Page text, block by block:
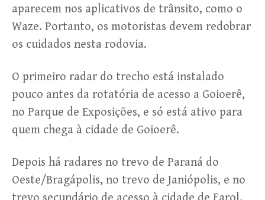
aparecem nos aplicativos de trânsito, como o
Waze. Portanto, os motoristas devem redobrar
os cuidados nesta rodovia.
O primeiro radar do trecho está instalado
pouco antes da rotatória de acesso a Goioerê,
no Parque de Exposições, e só está ativo para
quem chega à cidade de Goioerê.
Depois há radares no trevo de Paraná do
Oeste/Bragápolis, no trevo de Janiópolis, e no